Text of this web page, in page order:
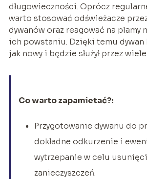
długowieczności. Oprócz
warto stosować odświeżacze
dywanów oraz reagować na plamy
ich powstaniu. Dzięki temu dywan
jak nowy i będzie służył przez
Co warto zapamietać?:
Przygotowanie dywanu do
dokładne odkurzenie i
wytrzepanie w celu
zanieczyszczeń.